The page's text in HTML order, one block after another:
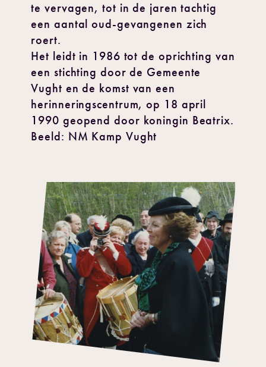
te vervagen, tot in de jaren tachtig
een aantal oud-gevangenen zich
roert.
Het leidt in 1986 tot de oprichting van
een stichting door de Gemeente
Vught en de komst van een
herinneringscentrum, op 18 april
1990 geopend door koningin Beatrix.
Beeld: NM Kamp Vught